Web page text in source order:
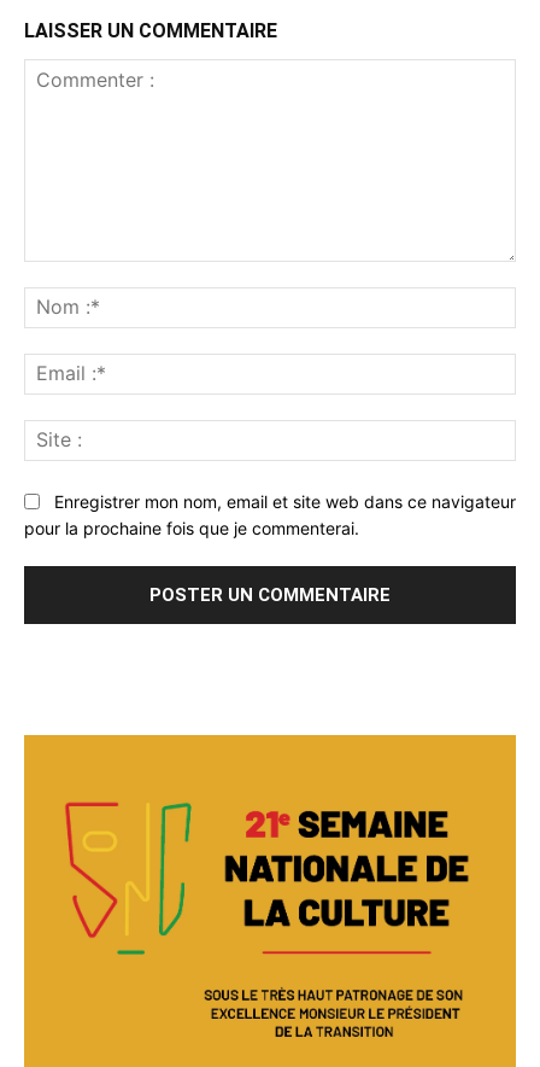
LAISSER UN COMMENTAIRE
:*
:*
:
Enregistrer mon nom, email et site web dans ce navigateur
pour la prochaine fois que je commenterai.